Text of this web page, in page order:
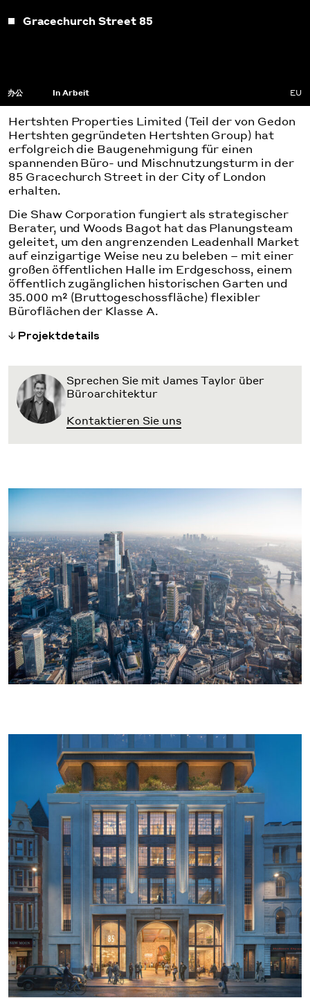
Gracechurch Street 85
办公 In Arbeit EU
Hertshten Properties Limited (Teil der von Gedon
Hertshten gegründeten Hertshten Group) hat
erfolgreich die Baugenehmigung für einen
spannenden Büro- und Mischnutzungsturm in der
85 Gracechurch Street in der City of London
erhalten.
Die Shaw Corporation fungiert als strategischer
Berater, und Woods Bagot hat das Planungsteam
geleitet, um den angrenzenden Leadenhall Market
auf einzigartige Weise neu zu beleben – mit einer
großen öffentlichen Halle im Erdgeschoss, einem
öffentlich zugänglichen historischen Garten und
35.000 m² (Bruttogeschossfläche) flexibler
Büroflächen der Klasse A.
Projektdetails
Sprechen Sie mit James Taylor über
Büroarchitektur
Kontaktieren Sie uns